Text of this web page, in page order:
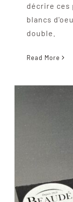
décrire ces
blancs
double.
Read More